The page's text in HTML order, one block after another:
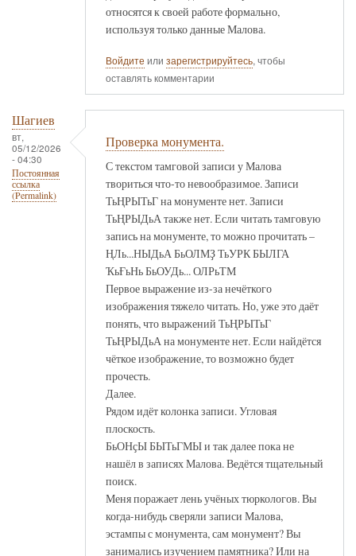
относятся к своей работе формально,
используя только данные Малова.
Войдите или зарегистрируйтесь, чтобы
оставлять комментарии
Шагиев
вт,
05/12/2026
- 04:30
Постоянная
ссылка
(Permalink)
Проверка монумента.
С текстом тамговой записи у Малова
твориться что-то невообразимое. Записи
ТьҢРЫТьГ на монументе нет. Записи
ТьҢРЫДьА также нет. Если читать тамговую
запись на монументе, то можно прочитать –
ҢЛь...НЫДьА БьОЛМҘ ТьУРК БЫЛГА
ҠьҒьНь БьОУДь... ОЛРьТМ
Первое выражение из-за нечёткого
изображения тяжело читать. Но, уже это даёт
понять, что выражений ТьҢРЫТьГ
ТьҢРЫДьА на монументе нет. Если найдётся
чёткое изображение, то возможно будет
прочесть.
Далее.
Рядом идёт колонка записи. Угловая
плоскость.
БьОНҫЫ БЫТьГМЫ и так далее пока не
нашёл в записях Малова. Ведётся тщательный
поиск.
Меня поражает лень учёных тюркологов. Вы
когда-нибудь сверяли записи Малова,
эстампы с монумента, сам монумент? Вы
занимались изучением памятника? Или на